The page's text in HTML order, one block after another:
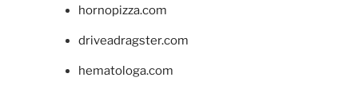
hornopizza.com
driveadragster.com
hematologa.com